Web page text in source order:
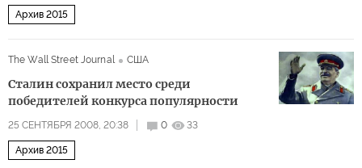
Архив 2015
The Wall Street Journal США
Сталин сохранил место среди
победителей конкурса популярности
25 СЕНТЯБРЯ 2008, 20:38 0 33
Архив 2015